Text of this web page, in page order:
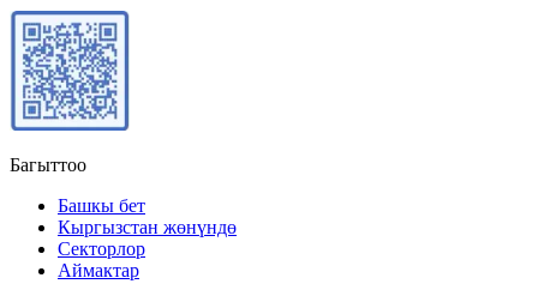
Багыттоо
Башкы бет
Кыргызстан жөнүндө
Секторлор
Аймактар